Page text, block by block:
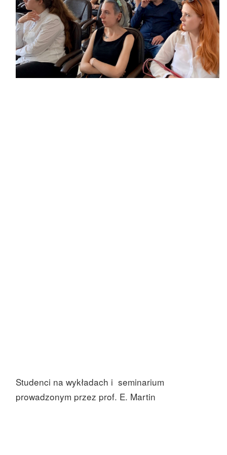
Studenci na wykładach i seminarium
prowadzonym przez prof. E. Martin